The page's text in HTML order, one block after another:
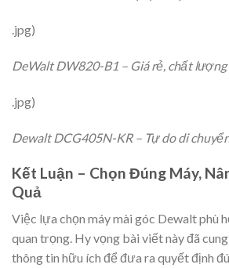
.jpg)
DeWalt DW820-B1 – Giá rẻ, chất
.jpg)
Dewalt DCG405N-KR – Tự do di
Kết Luận – Chọn Đúng Máy,
Quả
Việc lựa chọn máy mài góc Dewalt phù
quan trọng. Hy vọng bài viết này đã
thông tin hữu ích để đưa ra quyết định